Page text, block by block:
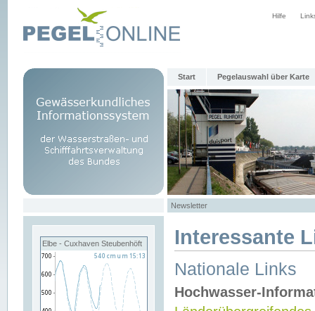
Hilfe
Start Pegelauswahl über Karte
Newsletter
Elbe - Cuxhaven Steubenhöft Interessante
Nationale Links
Hochwasser-